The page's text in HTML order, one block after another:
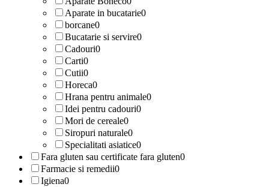
Aparate in bucatarie0
borcane0
Bucatarie si servire0
Cadouri0
Carti0
Cutii0
Horeca0
Hrana pentru animale0
Idei pentru cadouri0
Mori de cereale0
Siropuri naturale0
Specialitati asiatice0
Fara gluten sau certificate fara gluten0
Farmacie si remedii0
Igiena0